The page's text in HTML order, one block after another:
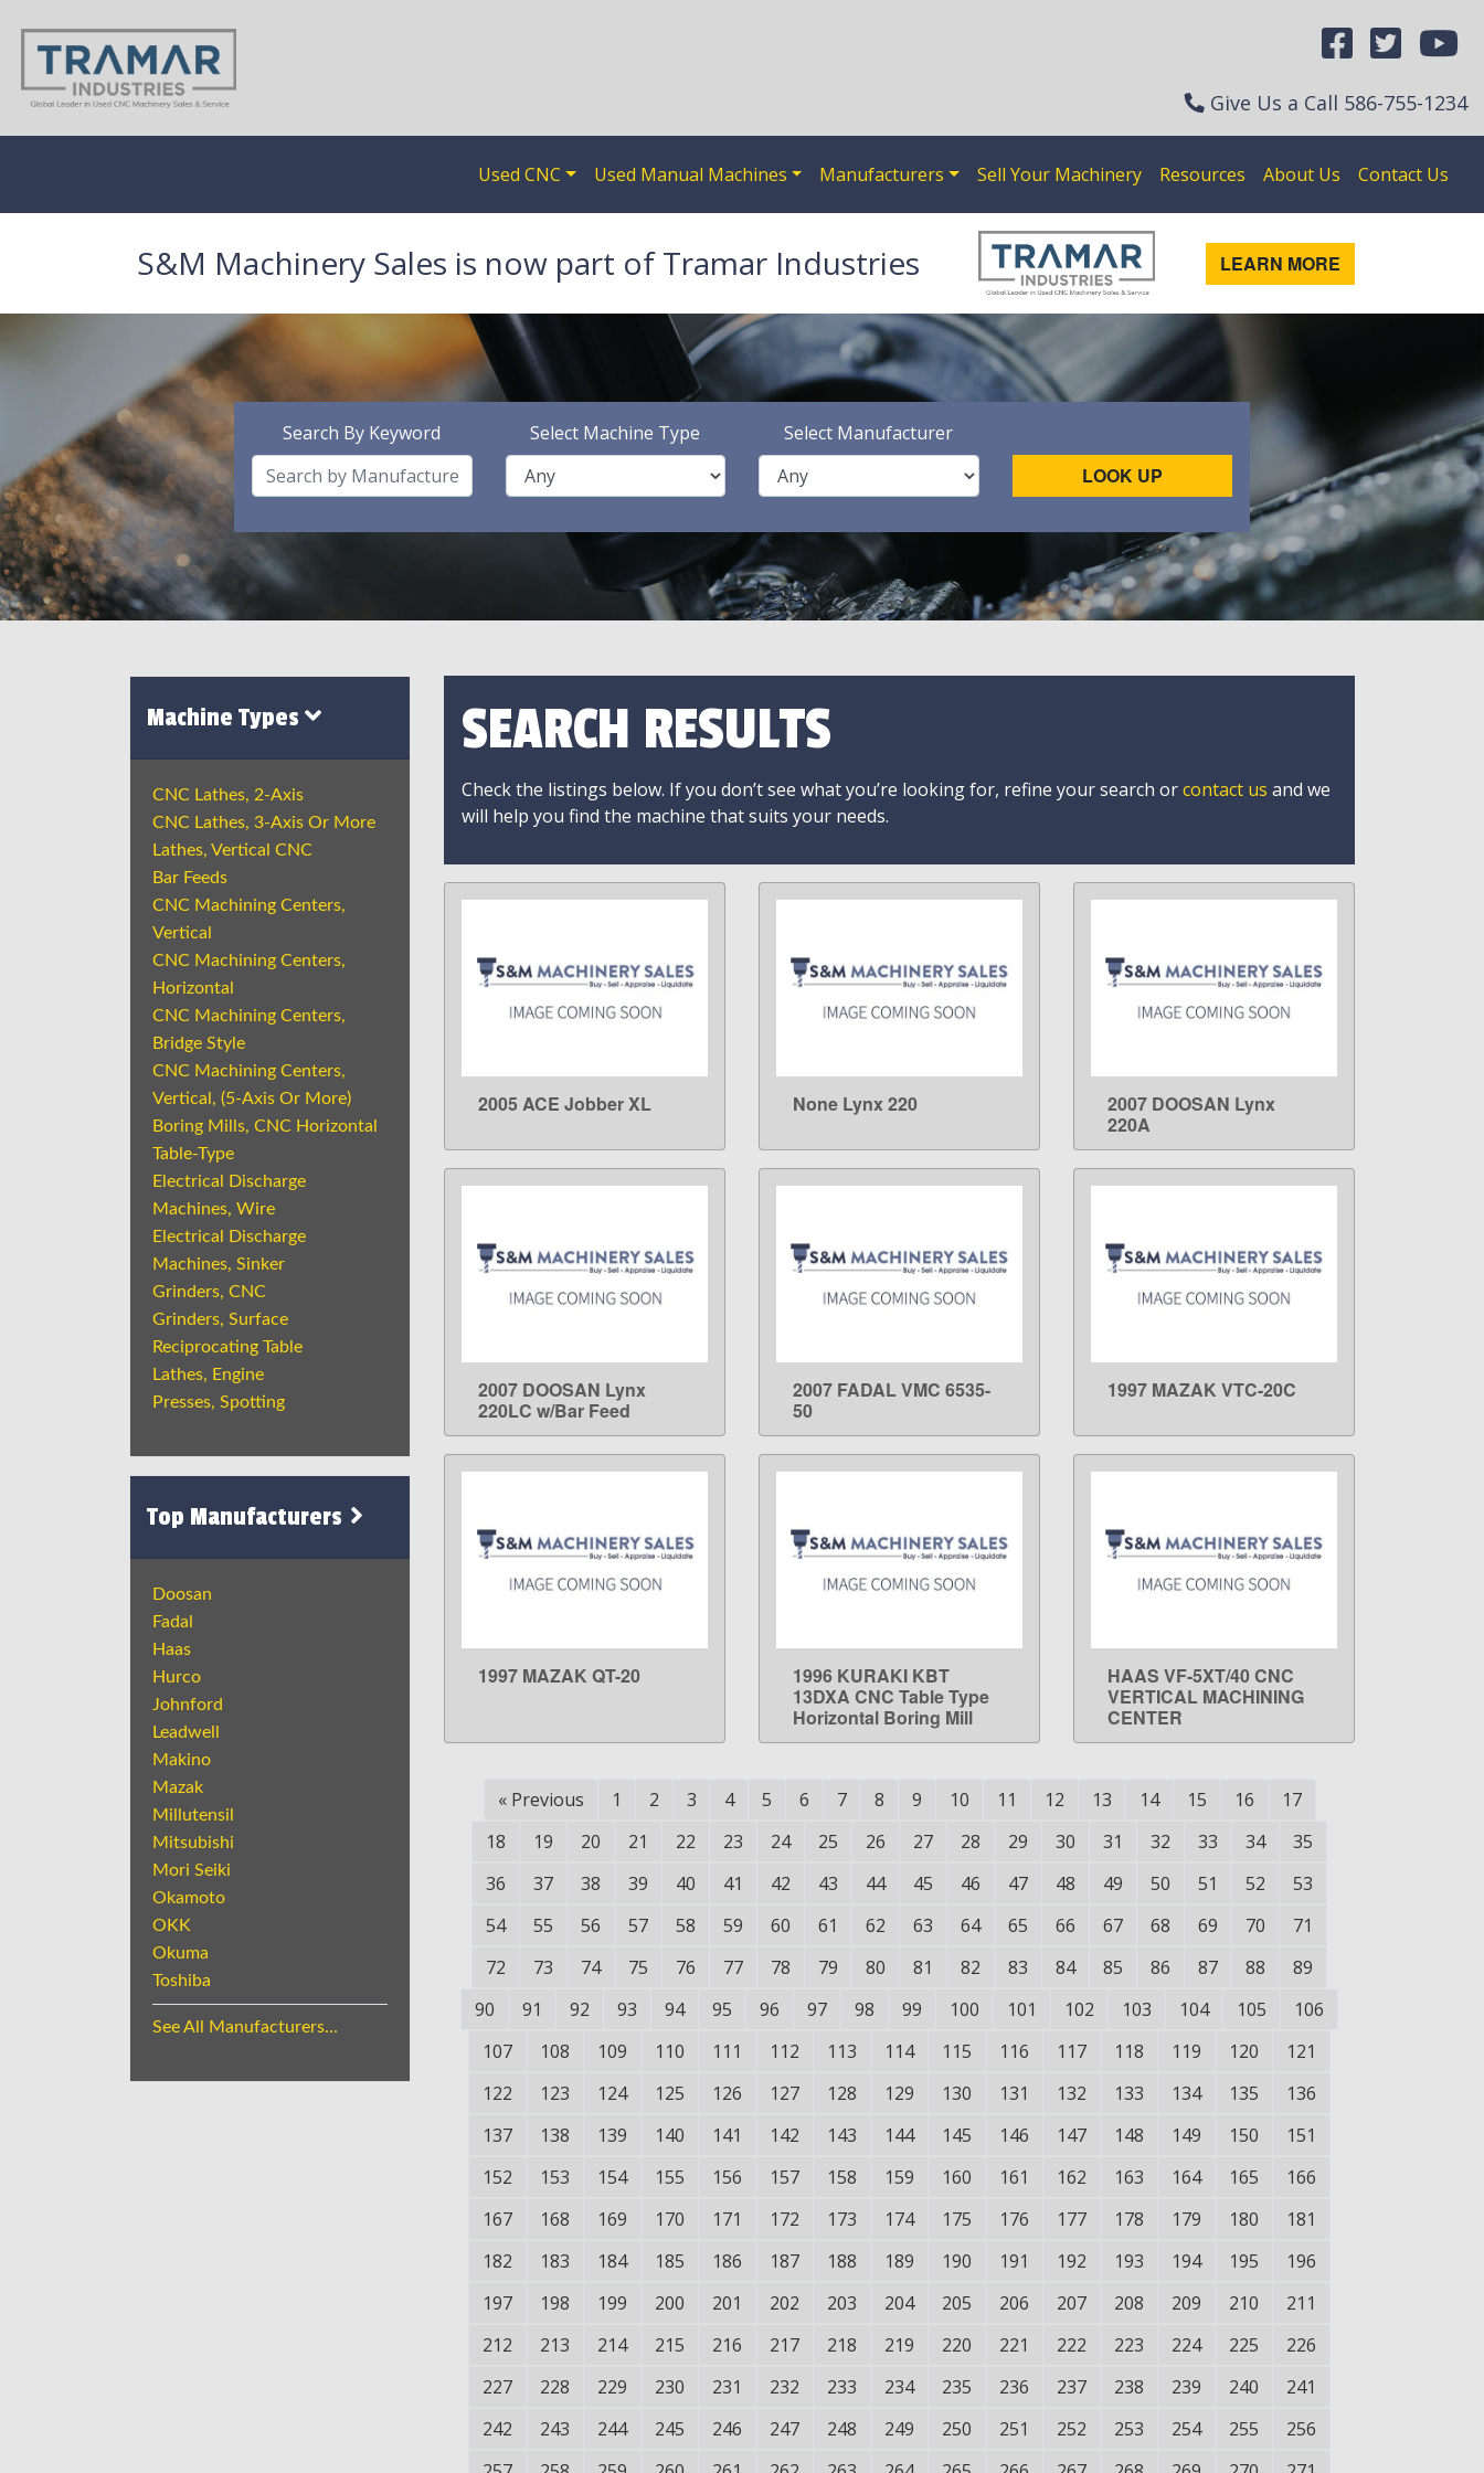
Give Us a Call 586-755-1234
Used CNC Used Manual Machines Manufacturers Sell Your Machinery Resources About Us Contact Us
S&M Machinery Sales is now part of Tramar Industries LEARN MORE
Search By Keyword Select Machine Type Select Manufacturer
LOOK UP
Machine Types
CNC Lathes, 2-Axis
CNC Lathes, 3-Axis Or More
Lathes, Vertical CNC
Bar Feeds
CNC Machining Centers,
Vertical
CNC Machining Centers,
Horizontal
CNC Machining Centers,
Bridge Style
CNC Machining Centers,
Vertical, (5-Axis Or More)
Boring Mills, CNC Horizontal
Table-Type
Electrical Discharge
Machines, Wire
Electrical Discharge
Machines, Sinker
Grinders, CNC
Grinders, Surface
Reciprocating Table
Lathes, Engine
Presses, Spotting
Top Manufacturers
Doosan
Fadal
Haas
Hurco
Johnford
Leadwell
Makino
Mazak
Millutensil
Mitsubishi
Mori Seiki
Okamoto
OKK
Okuma
Toshiba
See All Manufacturers...
SEARCH RESULTS
Check the listings below. If you don’t see what you’re looking for, refine your search orcontact us and we
will help you find the machine that suits your needs.
LEARN MORE
2005 ACE Jobber XL LEARN MORE
None Lynx 220 LEARN MORE
2007 DOOSAN Lynx
220A
LEARN MORE
2007 DOOSAN Lynx
220LC w/Bar Feed
LEARN MORE
2007 FADAL VMC 6535-
50
LEARN MORE
1997 MAZAK VTC-20C
LEARN MORE
1997 MAZAK QT-20 LEARN MORE
1996 KURAKI KBT
13DXA CNC Table Type
Horizontal Boring Mill
LEARN MORE
HAAS VF-5XT/40 CNC
VERTICAL MACHINING
CENTER
« Previous 1 2 3 4 5 6 7 8 9 10 11 12 13 14 15 16
17
18
19 20 21 22 23 24 25 26 27 28 29 30 31 32 33 34
35
36
37 38 39 40 41 42 43 44 45 46 47 48 49 50 51 52
53
54
55 56 57 58 59 60 61 62 63 64 65 66 67 68 69 70
71
72
73 74 75 76 77 78 79 80 81 82 83 84 85 86 87 88
89
90
91 92 93 94 95 96 97 98 99 100 101 102 103 104 105
106
107
108 109 110 111 112 113 114 115 116 117 118 119 120
121
122
123 124 125 126 127 128 129 130 131 132 133 134 135
136
137
138 139 140 141 142 143 144 145 146 147 148 149 150
151
152
153 154 155 156 157 158 159 160 161 162 163 164 165
166
167
168 169 170 171 172 173 174 175 176 177 178 179 180
181
182
183 184 185 186 187 188 189 190 191 192 193 194 195
196
197
198 199 200 201 202 203 204 205 206 207 208 209 210
211
212
213 214 215 216 217 218 219 220 221 222 223 224 225
226
227
228 229 230 231 232 233 234 235 236 237 238 239 240
241
242
243 244 245 246 247 248 249 250 251 252 253 254 255
256